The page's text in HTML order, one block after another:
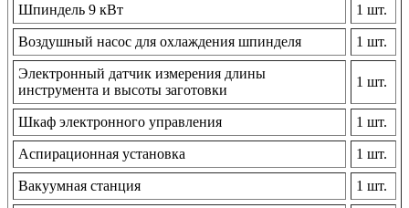
Шпиндель 9 кВт 1 шт.
Воздушный насос для охлаждения шпинделя 1 шт.
Электронный датчик измерения длины
инструмента и высоты заготовки
1 шт.
Шкаф электронного управления 1 шт.
Аспирационная установка 1 шт.
Вакуумная станция 1 шт.